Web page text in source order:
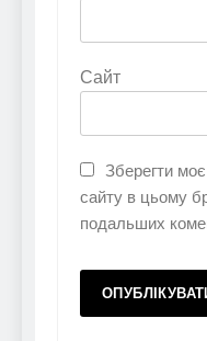
Сайт
Зберегти
сайту в цьому
подальших